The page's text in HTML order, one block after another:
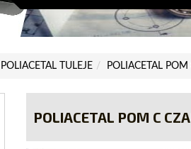
POLIACETAL TULEJE POLIACETAL
POLIACETAL POM C